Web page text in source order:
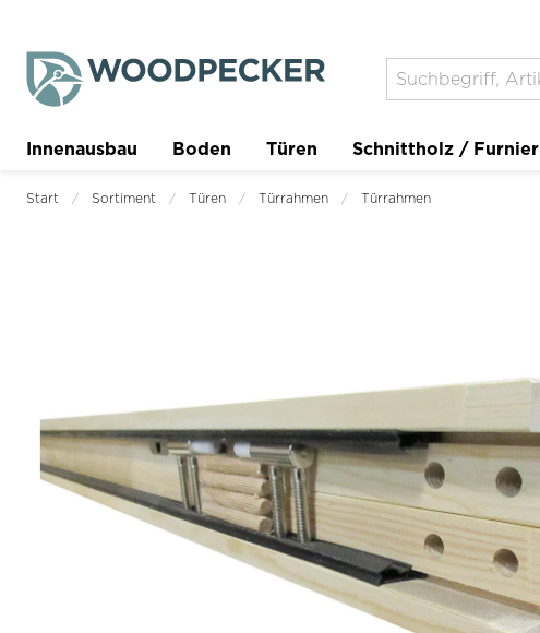
Innenausbau Boden Türen Schnittholz / Furnier
Trockenbau Planer
Start Sortiment Türen Türrahmen Türrahmen